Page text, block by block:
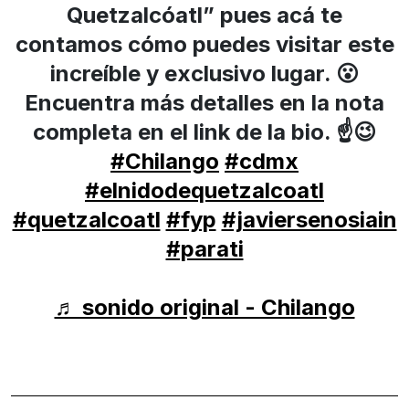
Quetzalcóatl” pues acá te
contamos cómo puedes visitar este
increíble y exclusivo lugar. 😮
Encuentra más detalles en la nota
completa en el link de la bio. ☝️😉
#Chilango #cdmx
#elnidodequetzalcoatl
#quetzalcoatl #fyp #javiersenosiain
#parati
♬ sonido original - Chilango